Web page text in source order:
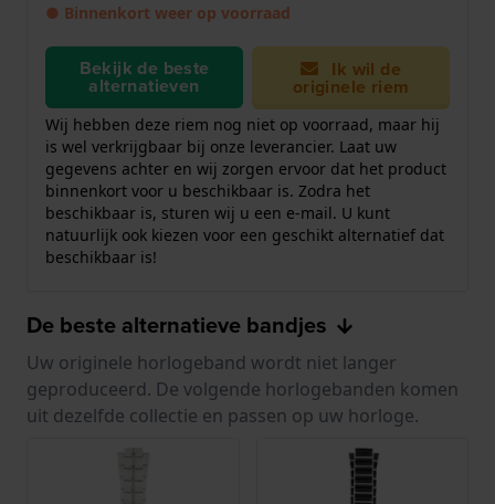
● Binnenkort weer op voorraad
Bekijk de beste
alternatieven
Ik wil de
originele riem
Wij hebben deze riem nog niet op voorraad, maar hij
is wel verkrijgbaar bij onze leverancier. Laat uw
gegevens achter en wij zorgen ervoor dat het product
binnenkort voor u beschikbaar is. Zodra het
beschikbaar is, sturen wij u een e-mail. U kunt
natuurlijk ook kiezen voor een geschikt alternatief dat
beschikbaar is!
De beste alternatieve bandjes
Uw originele horlogeband wordt niet langer
geproduceerd. De volgende horlogebanden komen
uit dezelfde collectie en passen op uw horloge.